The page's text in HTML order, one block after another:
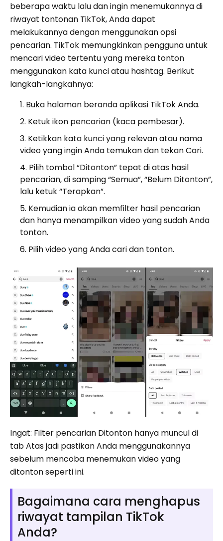
beberapa waktu lalu dan ingin menemukannya di
riwayat tontonan TikTok, Anda dapat
melakukannya dengan menggunakan opsi
pencarian. TikTok memungkinkan pengguna untuk
mencari video tertentu yang mereka tonton
menggunakan kata kunci atau hashtag. Berikut
langkah-langkahnya:
Buka halaman beranda aplikasi TikTok Anda.
Ketuk ikon pencarian (kaca pembesar).
Ketikkan kata kunci yang relevan atau nama
video yang ingin Anda temukan dan tekan Cari.
Pilih tombol “Ditonton” tepat di atas hasil
pencarian, di samping “Semua”, “Belum Ditonton”,
lalu ketuk “Terapkan”.
Kemudian ia akan memfilter hasil pencarian
dan hanya menampilkan video yang sudah Anda
tonton.
Pilih video yang Anda cari dan tonton.
Ingat: Filter pencarian Ditonton hanya muncul di
tab Atas jadi pastikan Anda menggunakannya
sebelum mencoba menemukan video yang
ditonton seperti ini.
Bagaimana cara menghapus
riwayat tampilan TikTok
Anda?